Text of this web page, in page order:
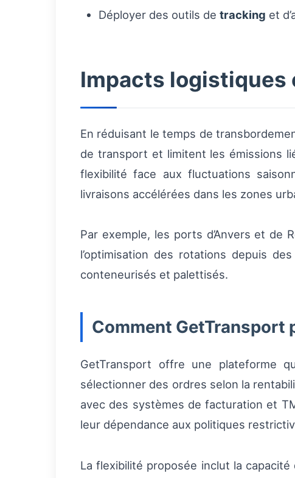
Déployer des outils de tracking et
Impacts logistiques
En réduisant le temps de
de transport et limitent les émissions
flexibilité face aux fluctuations
livraisons accélérées dans les zones
Par exemple, les ports d’Anvers et de
l’optimisation des rotations depuis
conteneurisés et palettisés.
Comment
GetTransport offre une plateforme
sélectionner des ordres selon la
avec des systèmes de facturation et
leur dépendance aux politiques
La flexibilité proposée inclut la